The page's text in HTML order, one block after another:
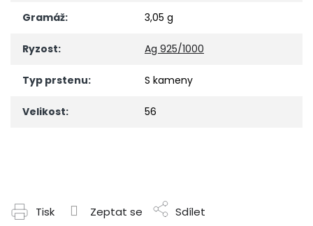
Gramáž: 3,05 g
Ryzost: Ag 925/1000
Typ prstenu: S kameny
Velikost: 56
Tisk Zeptat se Sdílet